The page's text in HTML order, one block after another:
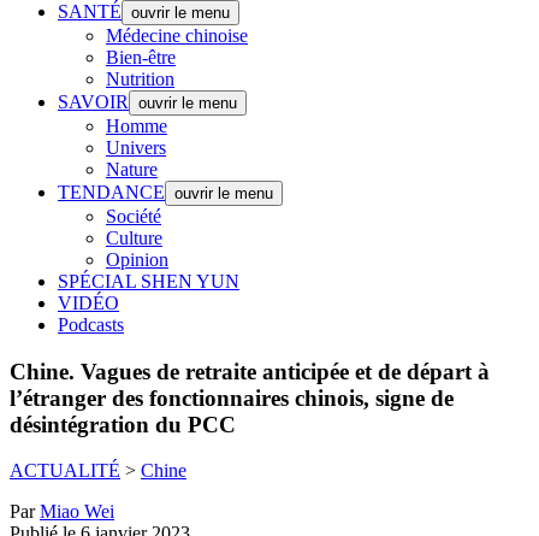
SANTÉ ouvrir le menu
Médecine chinoise
Bien-être
Nutrition
SAVOIR
ouvrir le menu
Homme
Univers
Nature
TENDANCE ouvrir le menu
Société
Culture
Opinion
SPÉCIAL SHEN YUN
VIDÉO
Podcasts
Chine. Vagues de retraite anticipée et de départ à
l’étranger des fonctionnaires chinois, signe de
désintégration du PCC
ACTUALITÉ > Chine
ParMiao Wei